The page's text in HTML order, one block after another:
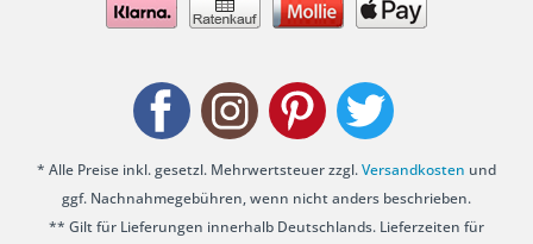
* Alle Preise inkl. gesetzl. Mehrwertsteuer zzgl.Versandkosten und
ggf. Nachnahmegebühren, wenn nicht anders beschrieben.
** Gilt für Lieferungen innerhalb Deutschlands. Lieferzeiten für